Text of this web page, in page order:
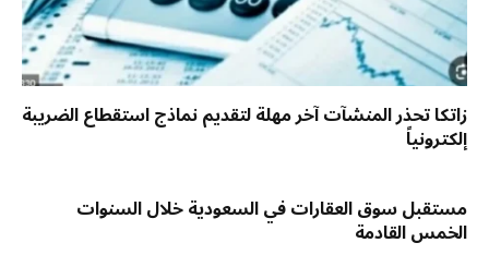
زاتكا تحذر المنشآت آخر مهلة لتقديم نماذج استقطاع الضريبة
إلكترونياً
مستقبل سوق العقارات في السعودية خلال السنوات
الخمس القادمة